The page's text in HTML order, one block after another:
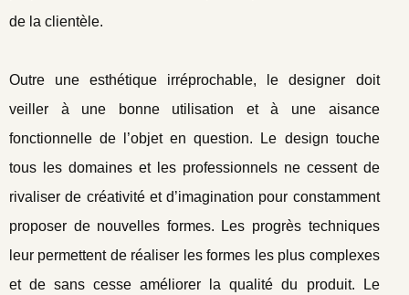
de la clientèle.
Outre une esthétique irréprochable, le designer doit
veiller à une bonne utilisation et à une aisance
fonctionnelle de l’objet en question. Le design touche
tous les domaines et les professionnels ne cessent de
rivaliser de créativité et d’imagination pour constamment
proposer de nouvelles formes. Les progrès techniques
leur permettent de réaliser les formes les plus complexes
et de sans cesse améliorer la qualité du produit. Le